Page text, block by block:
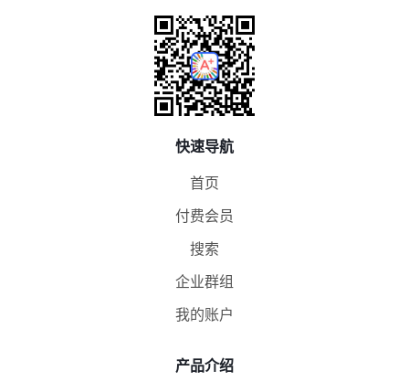
快速导航
首页
付费会员
搜索
企业群组
我的账户
产品介绍